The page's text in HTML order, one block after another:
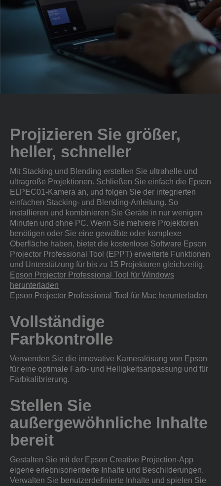
Projizieren Sie größer,
heller, schneller
Mit Stacking und Blending erstellen Sie ultrahelle und
ultragroße Projektionen. Schließen Sie einfach die Epson
ELPEC01-Kamera an, und folgen Sie der integrierten
einfachen Stacking- und Blending-Anleitung. So
installieren und kombinieren Sie Geräte in nur wenigen
Minuten und ohne PC. Wenn Sie mehrere Projektoren
benötigen oder Sie eine gewölbte oder komplexe
Oberfläche haben, bietet die kostenlose Software Epson
Projector Professional Tool (EPPT) erweiterte Funktionen
und Unterstützung für bis zu 15 Projektoren gleichzeitig.
Epson Projector Professional Tool für Windows
herunterladen
Epson Projector Professional Tool für Mac herunterladen
Vollständige
Farbkontrolle
Verwenden Sie die innovative Kameralösung von Epson
für eine optimale Farb- und Helligkeitsanpassung und für
Farbkalibrierung.
Stellen Sie
außergewöhnliche Inhalte
bereit
Gestalten Sie mit der Epson Creative Projection-App
eigene erlebnisorientierte Inhalte und Beschilderungen.
Verwalten Sie benutzerdefinierte Inhalte und spielen Sie